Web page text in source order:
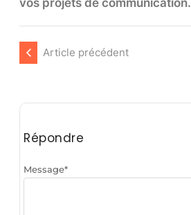
Article précédent
Répondre
Message*